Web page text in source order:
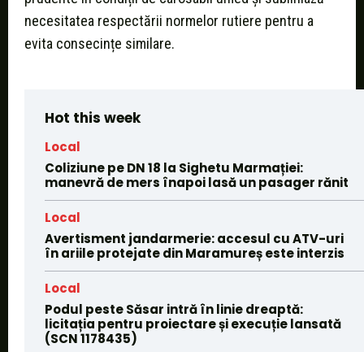
necesitatea respectării normelor rutiere pentru a
evita consecințe similare.
Hot this week
Local
Coliziune pe DN 18 la Sighetu Marmației:
manevră de mers înapoi lasă un pasager rănit
Local
Avertisment jandarmerie: accesul cu ATV-uri
în ariile protejate din Maramureș este interzis
Local
Podul peste Săsar intră în linie dreaptă:
licitația pentru proiectare și execuție lansată
(SCN 1178435)